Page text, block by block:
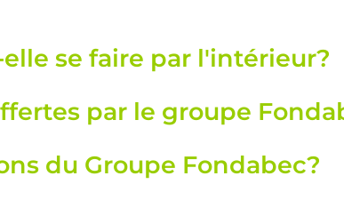
se faire par l'intérieur?
par le groupe
du Groupe Fondabec?